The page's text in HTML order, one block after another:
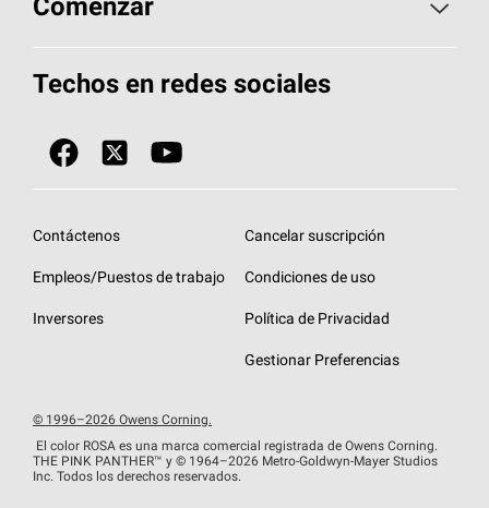
Componentes para techos
Tecnología SureNail®
Garantías de techos
Herramientas de diseño y color
Únase a la red de contratistas de techos
Diseño en el techo
Eventos para contratistas
Comenzar
Llame al 1-800-GET-PINK®
Encuentre una tienda o encuentre un
Financiamiento de techos
Techos en redes sociales
Contáctenos
Empleos/Puestos de trabajo
Inversores
Cancelar suscripción
Condiciones de uso
Política de Privacidad
Gestionar Preferencias
© 1996–2026 Owens Corning.
El color ROSA es una marca comercial registrada de Owens Corning.
THE PINK PANTHER™ y © 1964–2026 Metro-Goldwyn-Mayer Studios
Inc. Todos los derechos reservados.